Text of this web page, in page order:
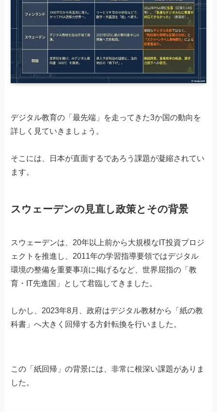
デジタル教育の「最先端」を走ってきた3か国の動向を
詳しく見ていきましょう。
そこには、日本が直面するであろう課題が凝縮されてい
ます。
スウェーデンの見直し政策とその背景
スウェーデンは、20年以上前から大規模なIT投資プロジ
ェクトを推進し、2011年の学習指導要領ではデジタル
環境の整備を重要事項に掲げるなど、世界屈指の「教
育・IT先進国」として君臨してきました。
しかし、2023年8月、政府はデジタル教材から「紙の教
科書」へ大きく回帰する方針転換を行いました。
この「紙回帰」の背景には、非常に根深い課題がありま
した。